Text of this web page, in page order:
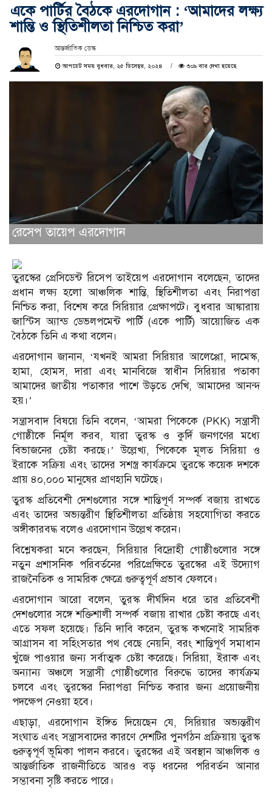
একে পার্টির বৈঠকে এরদোগান : ‘আমাদের লক্ষ্য
শান্তি ও স্থিতিশীলতা নিশ্চিত করা’
আন্তর্জাতিক ডেস্ক
আপডেট সময় বুধবার, ২৫ ডিসেম্বর, ২০২৪ ৩০৯ বার দেখা হয়েছে
রেসেপ তায়েপ এরদোগান
তুরস্কের প্রেসিডেন্ট রিসেপ তাইয়েপ এরদোগান বলেছেন, তাদের
প্রধান লক্ষ্য হলো আঞ্চলিক শান্তি, স্থিতিশীলতা এবং নিরাপত্তা
নিশ্চিত করা, বিশেষ করে সিরিয়ার প্রেক্ষাপটে। বুধবার আঙ্কারায়
জাস্টিস অ্যান্ড ডেভলপমেন্ট পার্টি (একে পার্টি) আয়োজিত এক
বৈঠকে তিনি এ কথা বলেন।
এরদোগান জানান, ‘যখনই আমরা সিরিয়ার আলেপ্পো, দামেস্ক,
হামা, হোমস, দারা এবং মানবিজে স্বাধীন সিরিয়ার পতাকা
আমাদের জাতীয় পতাকার পাশে উড়তে দেখি, আমাদের আনন্দ
হয়।’
সন্ত্রাসবাদ বিষয়ে তিনি বলেন, ‘আমরা পিকেকে (PKK) সন্ত্রাসী
গোষ্ঠীকে নির্মূল করব, যারা তুরস্ক ও কুর্দি জনগণের মধ্যে
বিভাজনের চেষ্টা করছে।’ উল্লেখ্য, পিকেকে মূলত সিরিয়া ও
ইরাকে সক্রিয় এবং তাদের সশস্ত্র কার্যক্রমে তুরস্কে কয়েক দশকে
প্রায় ৪০,০০০ মানুষের প্রাণহানি ঘটেছে।
তুরস্ক প্রতিবেশী দেশগুলোর সঙ্গে শান্তিপূর্ণ সম্পর্ক বজায় রাখতে
এবং তাদের অভ্যন্তরীণ স্থিতিশীলতা প্রতিষ্ঠায় সহযোগিতা করতে
অঙ্গীকারবদ্ধ বলেও এরদোগান উল্লেখ করেন।
বিশ্লেষকরা মনে করছেন, সিরিয়ার বিদ্রোহী গোষ্ঠীগুলোর সঙ্গে
নতুন প্রশাসনিক পরিবর্তনের পরিপ্রেক্ষিতে তুরস্কের এই উদ্যোগ
রাজনৈতিক ও সামরিক ক্ষেত্রে গুরুত্বপূর্ণ প্রভাব ফেলবে।
এরদোগান আরো বলেন, তুরস্ক দীর্ঘদিন ধরে তার প্রতিবেশী
দেশগুলোর সঙ্গে শক্তিশালী সম্পর্ক বজায় রাখার চেষ্টা করছে এবং
এতে সফল হয়েছে। তিনি দাবি করেন, তুরস্ক কখনোই সামরিক
আগ্রাসন বা সহিংসতার পথ বেছে নেয়নি, বরং শান্তিপূর্ণ সমাধান
খুঁজে পাওয়ার জন্য সর্বাত্মক চেষ্টা করেছে। সিরিয়া, ইরাক এবং
অন্যান্য অঞ্চলে সন্ত্রাসী গোষ্ঠীগুলোর বিরুদ্ধে তাদের কার্যক্রম
চলবে এবং তুরস্কের নিরাপত্তা নিশ্চিত করার জন্য প্রয়োজনীয়
পদক্ষেপ নেওয়া হবে।
এছাড়া, এরদোগান ইঙ্গিত দিয়েছেন যে, সিরিয়ার অভ্যন্তরীণ
সংঘাত এবং সন্ত্রাসবাদের কারণে দেশটির পুনর্গঠন প্রক্রিয়ায় তুরস্ক
গুরুত্বপূর্ণ ভূমিকা পালন করবে। তুরস্কের এই অবস্থান আঞ্চলিক ও
আন্তর্জাতিক রাজনীতিতে আরও বড় ধরনের পরিবর্তন আনার
সম্ভাবনা সৃষ্টি করতে পারে।